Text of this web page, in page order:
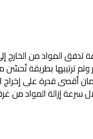
تدفق المواد من الخارج
ترتيبها بطريقة
أقصى قدرة على إخراج
سرعة إزالة المواد